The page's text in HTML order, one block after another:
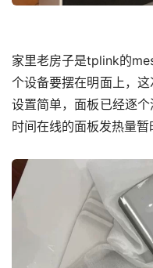
家里老房子是tplink的
个设备要摆在明面上，这
设置简单，面板已经逐
时间在线的面板发热量暂